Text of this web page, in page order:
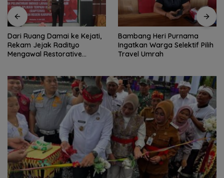
Dari Ruang Damai ke Kejati,
Rekam Jejak Radityo
Mengawal Restorative
Bambang Heri Purnama
Ingatkan Warga Selektif Pilih
Travel Umrah